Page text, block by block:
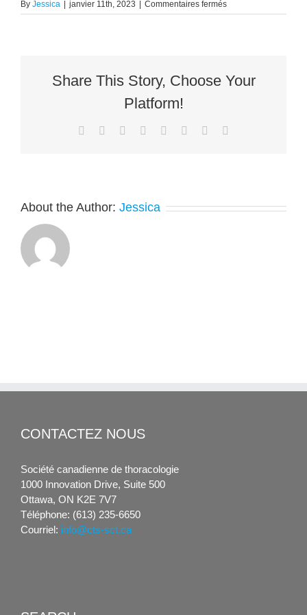
By Jessica janvier 11th, 2023 Commentaires ferméssur
Break
Share This Story, Choose Your
Platform!
Facebook Reddit LinkedIn
TumblrPinterest
About the Author: Jessica
CONTACTEZ NOUS
Société canadienne de thoracologie
1000 Innovation Drive, Suite 500
Ottawa, ON K2E 7V7
Téléphone: (613) 235-6650
Courriel: info@cts-sct.ca